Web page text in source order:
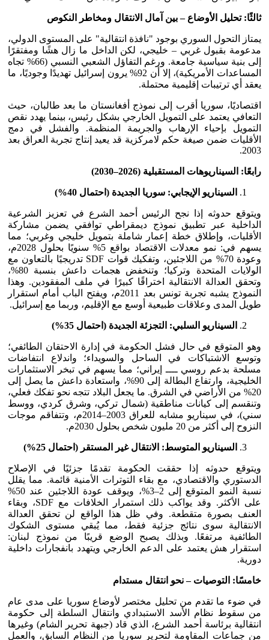
ثالثًا: تحليل الأوضاع – بين آمال الانتقال ومخاطر النكوص
يمتاز التحول السوري بوجود "نافذة انتقالية" على المستوى الدولي،
مدعومة بقبول غربي – خليجي، لكن الداخل ما زال هشًا ومفتقرًا
إلى بنية سياسية جامعة. ورغم التفاؤل الشعبي النسبي (66% تجاه
المساعدات الأمريكية)، إلا أن 92% يرون إسرائيل تهديدًا وجوديًا، ما
يعقد أي ترتيبات إقليمية محتملة.
اقتصاديًا، سوريا أقرب إلى نموذج أفغانستان ما بعد طالبان، حيث
التعافي يعتمد على التمويل الخارجي بشكل رئيس، بينما يهدد نقص
التمويل بإحياء الإرهاب والجريمة المنظمة. والفشل في دمج
الأقليات ضمن صيغة حكم لامركزية قد يعيد إنتاج تجربة العراق بعد
2003.
رابعًا: السيناريوهات المستقبلية (2026–2030)
السيناريو الإيجابي: سوريا الجديدة (احتمال 40 %
)
ويتوقع حدوثه إذا نجح الرئيس أحمد الشرع في تعزيز الشرعية
الداخلية عبر تطبيق نموذج ديمقراطي توافقي يضمن مشاركة
الأقليات، وإطلاق خطة إعمار شاملة بتمويل خليجي وغربي؛ مما
يسهم في: نمو معدلات الاقتصاد بواقع 5% سنويًا بحلول 2028م،
وعودة 70% من اللاجئين، وتفكيك قوات SDF تدريجيًا بالتعاون مع
الولايات المتحدة وتركيا؛ وتنخفض هجمات داعش بنسبة 80%،
وتحقق العدالة الانتقالية اختراقًا كبيرًا في ملف المفقودين. وهذا
النموذج يشبه تجربة تونس بعد 2011م، ويفتح الباب أمام استقرار
طويل المدى وعلاقات طبيعية أوسع مع الإقليم، وربما مع إسرائيل.
السيناريو السلبي: التجزئة الجديدة (احتمال 35 %
)
وهو المتوقع في حال فشل الحكومة في إدارة الاحتقان الطائفي؛
وتوسع الاشتباكات في الساحل والسويداء؛ واندلاع انتفاضات
مسلحة بدعم روسي ــــ إيراني؛ مما يسهم في تبخر الاستثمارات
الخليجية، وارتفاع البطالة إلى 90%، واستعادة داعش ما يصل إلى
20% من الأراضي في الشرق. ما يجعل البلاد تتجه نحو تفكك فعلي،
وتنقسم إلى كيانات مناطقية (شمال تركي، وشرق كردي، ووسط
سني)، في سيناريو مشابه للعراق 2003–2014م، وتتفاقم موجات
النزوح إلى أكثر من 20 مليون شخص بحلول 2030م.
السيناريو المتوسط: الانتقال غير المستقر (احتمال 25 %
)
ويتوقع حدوثه إذا حققت الحكومة تقدمًا جزئيًا في الإصلاح
الدستوري والاقتصادي، مع بقاء التوترات الأمنية قائمة. مما يقلل
نسبة النمو المتوقع إلى 2–3%، ويوقف عودة اللاجئين عند 50%
على الأكثر. وقد يواكب ذلك استمرار الخلافات مع SDF، وبقاء
العنف بصورة متقطعة. وفي ظل هذا الواقع لن تحقق العدالة
الانتقالية سوى نتائج جزئية فقط، مما يُبقي مستوى الشكوك
الطائفية مرتفعًا. وبذلك يصبح الوضع قريبًا من نموذج لبنان:
استقرار هش يعتمد على الدعم الخارجي ويتهدد بانفجارات داخلية
دورية.
خامسًا: التوصيات – نحو انتقال مستدام
في ضوء ما تقدم من تحليل مختصر لأوضاع سوريا على مدى عام
من سقوط نظام الأسد الاستبدادي وانتقال السلطة إلى حكومة
انتقالية برئاسة أحمد الشرع، الذي قاد (جبهة تحرير الشام) وغيرها
من جماعات المقاومة لتحرير سوريا من النظام السابق، والعمل